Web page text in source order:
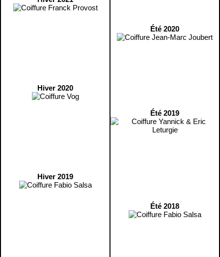
Hiver 2020
Hiver 2019
Été 2020
Été 2019
Été 2018